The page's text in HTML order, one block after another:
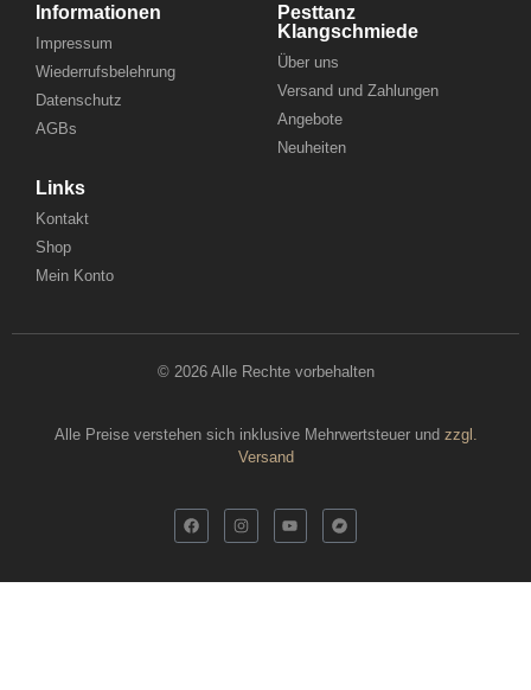
Informationen
Impressum
Wiederrufsbelehrung
Datenschutz
AGBs
Pesttanz
Klangschmiede
Über uns
Versand und Zahlungen
Angebote
Neuheiten
Links
Kontakt
Shop
Mein Konto
© 2026 Alle Rechte vorbehalten
Alle Preise verstehen sich inklusive Mehrwertsteuer und zzgl.
Versand